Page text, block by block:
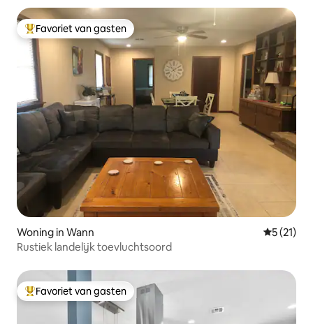
Topfavoriet van gasten
Favoriet van gasten
Woning in Wann
5 (21)
Rustiek landelijk toevluchtsoord
Topfavoriet van gasten
Favoriet van gasten